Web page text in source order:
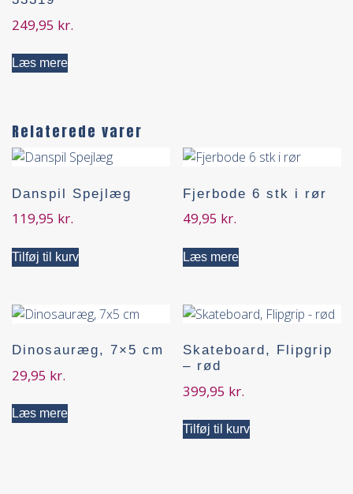
249,95 kr.
Læs mere
Relaterede varer
Danspil Spejlæg
119,95 kr.
Tilføj til kurv
Fjerbode 6 stk i rør
49,95 kr.
Læs mere
Dinosauræg, 7×5 cm
29,95 kr.
Læs mere
Skateboard, Flipgrip
– rød
399,95 kr.
Tilføj til kurv